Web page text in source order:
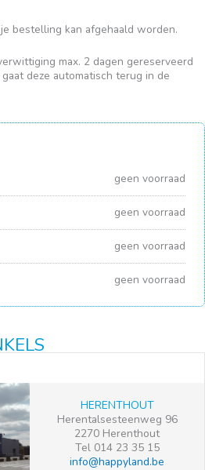
bestelling kan afgehaald worden.
max. 2 dagen gereserveerd
deze automatisch terug in de
geen voorraad
geen voorraad
geen voorraad
geen voorraad
HERENTHOUT
Herentalsesteenweg 96
2270 Herenthout
Tel 014 23 35 15
info@happyland.be